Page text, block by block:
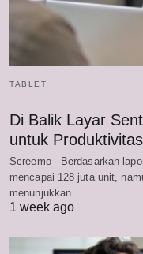
TABLET
Di Balik Layar
untuk Produktivitas
Screemo - Berdasarkan
mencapai 128 juta unit,
menunjukkan…
1 week ago